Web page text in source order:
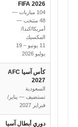
FIFA 2026
104 مباريات —
48 منتخب —
أمريكا/كندا/
المكسيك
11 يونيو – 19
يوليو 2026
كأس آسيا AFC
2027
السعودية
تستضيف — يناير/
فبراير 2027
دوري أبطال آسيا